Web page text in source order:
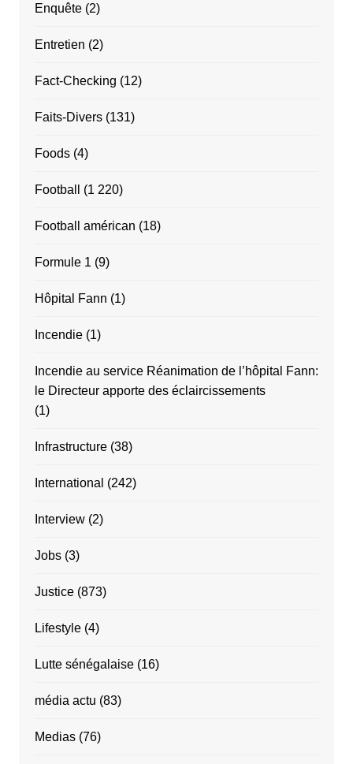
Enquête(2)
Entretien (2)
Fact-Checking (12)
Faits-Divers(131)
Foods(4)
Football (1 220)
Football américan (18)
Formule 1 (9)
Hôpital Fann (1)
Incendie(1)
Incendie au service Réanimation de l’hôpital Fann:
le Directeur apporte des éclaircissements
(1)
Infrastructure(38)
International (242)
Interview(2)
Jobs(3)
Justice(873)
Lifestyle(4)
Lutte sénégalaise(16)
média actu (83)
Medias(76)